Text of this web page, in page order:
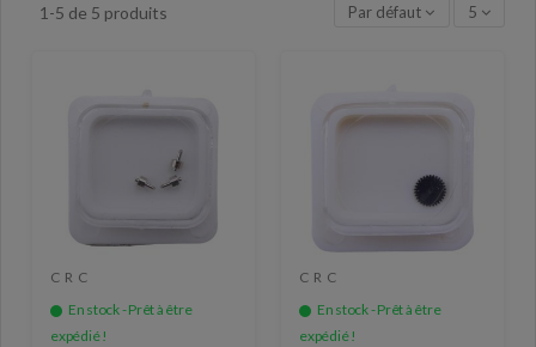
1-5 de 5 produits Par défaut 5
CRC
En stock - Prêt à être
expédié !
CRC
En stock - Prêt à être
expédié !